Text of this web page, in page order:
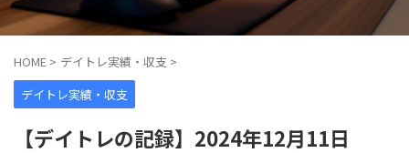
HOME > デイトレ実績・収支 >
デイトレ実績・収支
【デイトレの記録】2024年12月11日